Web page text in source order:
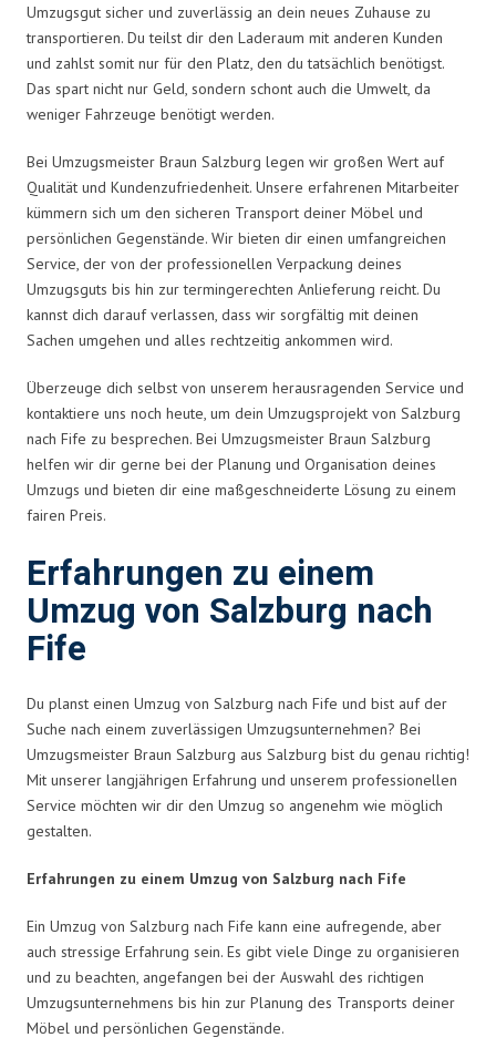
Umzugsgut sicher und zuverlässig an dein neues Zuhause zu
transportieren. Du teilst dir den Laderaum mit anderen Kunden
und zahlst somit nur für den Platz, den du tatsächlich benötigst.
Das spart nicht nur Geld, sondern schont auch die Umwelt, da
weniger Fahrzeuge benötigt werden.
Bei Umzugsmeister Braun Salzburg legen wir großen Wert auf
Qualität und Kundenzufriedenheit. Unsere erfahrenen Mitarbeiter
kümmern sich um den sicheren Transport deiner Möbel und
persönlichen Gegenstände. Wir bieten dir einen umfangreichen
Service, der von der professionellen Verpackung deines
Umzugsguts bis hin zur termingerechten Anlieferung reicht. Du
kannst dich darauf verlassen, dass wir sorgfältig mit deinen
Sachen umgehen und alles rechtzeitig ankommen wird.
Überzeuge dich selbst von unserem herausragenden Service und
kontaktiere uns noch heute, um dein Umzugsprojekt von Salzburg
nach Fife zu besprechen. Bei Umzugsmeister Braun Salzburg
helfen wir dir gerne bei der Planung und Organisation deines
Umzugs und bieten dir eine maßgeschneiderte Lösung zu einem
fairen Preis.
Erfahrungen zu einem
Umzug von Salzburg nach
Fife
Du planst einen Umzug von Salzburg nach Fife und bist auf der
Suche nach einem zuverlässigen Umzugsunternehmen? Bei
Umzugsmeister Braun Salzburg aus Salzburg bist du genau richtig!
Mit unserer langjährigen Erfahrung und unserem professionellen
Service möchten wir dir den Umzug so angenehm wie möglich
gestalten.
Erfahrungen zu einem Umzug von Salzburg nach Fife
Ein Umzug von Salzburg nach Fife kann eine aufregende, aber
auch stressige Erfahrung sein. Es gibt viele Dinge zu organisieren
und zu beachten, angefangen bei der Auswahl des richtigen
Umzugsunternehmens bis hin zur Planung des Transports deiner
Möbel und persönlichen Gegenstände.